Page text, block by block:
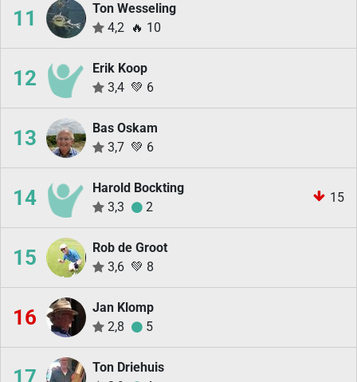
11
Ton Wesseling
4,2 🔥 10
12
Erik Koop
3,4 💚 6
13
Bas Oskam
3,7 💚 6
14
Harold Bockting
3,3
2
15
15
Rob de Groot
3,6 💚 8
16
Jan Klomp
2,8
5
Ton Driehuis